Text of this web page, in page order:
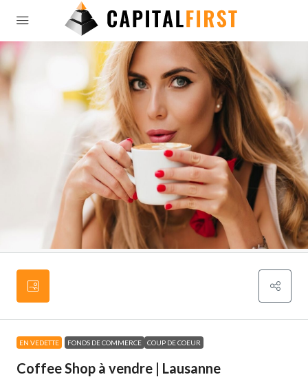
EN VEDETTE FONDS DE COMMERCE COUP DE COEUR
Coffee Shop à vendre | Lausanne